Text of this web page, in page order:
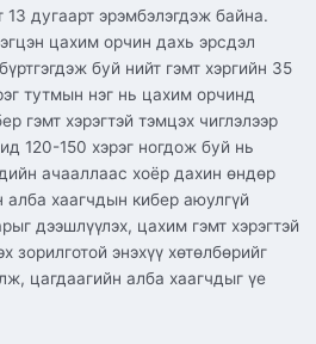
дугаарт эрэмбэлэгдэж байна.
цахим орчин дахь эрсдэл
буй нийт гэмт хэргийн 35
тутмын нэг нь цахим орчинд
гэмт хэрэгтэй тэмцэх чиглэлээр
120-150 хэрэг ногдож буй нь
ачааллаас хоёр дахин өндөр
хаагчдын кибер аюулгүй
дээшлүүлэх, цахим гэмт хэрэгтэй
зорилготой энэхүү хөтөлбөрийг
цагдаагийн алба хаагчдыг үе